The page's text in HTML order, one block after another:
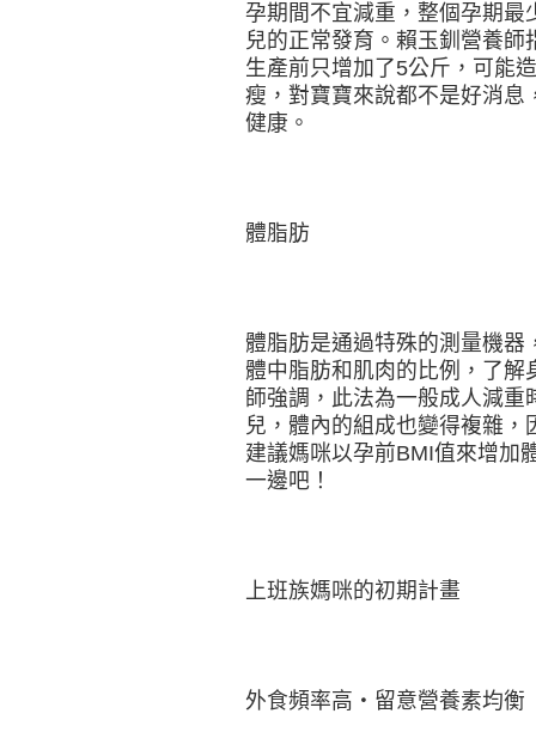
孕期間不宜減重，整個孕期最
兒的正常發育。賴玉釧營養
生產前只增加了5公斤，可能
瘦，對寶寶來說都不是好消息
健康。
體脂肪
體脂肪是通過特殊的測量機
體中脂肪和肌肉的比例，了
師強調，此法為一般成人減
兒，體內的組成也變得複雜
建議媽咪以孕前BMI值來增加
一邊吧！
上班族媽咪的初期計畫
外食頻率高‧留意營養素均衡